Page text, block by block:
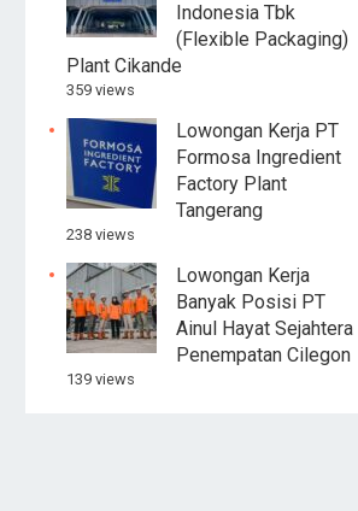
Indonesia Tbk
(Flexible Packaging)
Plant Cikande
359 views
Lowongan Kerja PT
Formosa Ingredient
Factory Plant
Tangerang
238 views
Lowongan Kerja
Banyak Posisi PT
Ainul Hayat Sejahtera
Penempatan Cilegon
139 views